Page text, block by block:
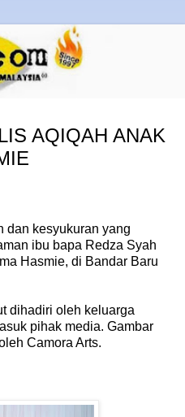
AQIQAH ANAK
dan kesyukuran yang
ibu bapa Redza Syah
Hasmie, di Bandar Baru
dihadiri oleh keluarga
pihak media. Gambar
Camora Arts.